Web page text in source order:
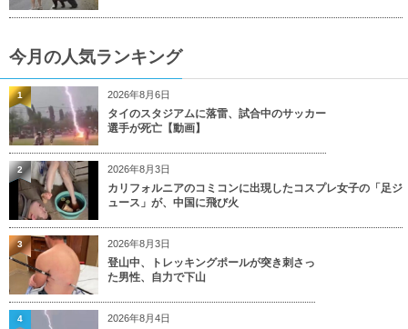
今月の人気ランキング
2026年8月6日
タイのスタジアムに落雷、試合中のサッカー
選手が死亡【動画】
1
2026年8月3日
カリフォルニアのコミコンに出現したコスプレ女子の「足ジ
ュース」が、中国に飛び火
2
2026年8月3日
登山中、トレッキングポールが突き刺さっ
た男性、自力で下山
3
2026年8月4日
4